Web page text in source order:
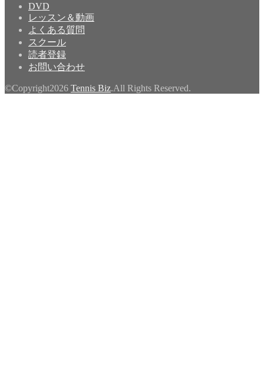
DVD
レッスン＆動画
よくある質問
スクール
読者登録
お問い合わせ
©Copyright2026 Tennis Biz.All Rights Reserved.